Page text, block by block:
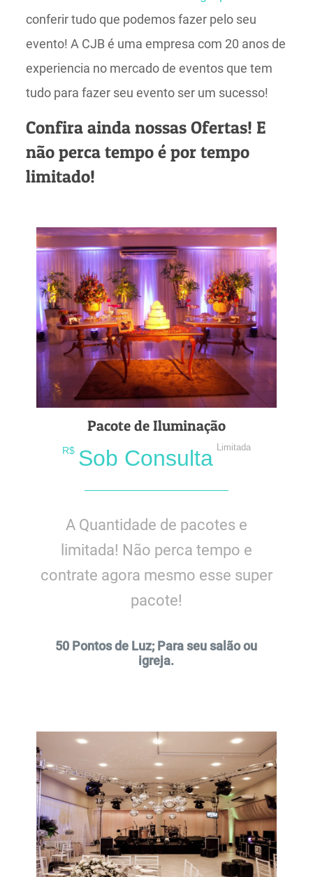
conferir tudo que podemos fazer pelo seu
evento! A CJB é uma empresa com 20 anos de
experiencia no mercado de eventos que tem
tudo para fazer seu evento ser um sucesso!
Confira ainda nossas Ofertas! E
não perca tempo é por tempo
limitado!
Pacote de Iluminação
R$ Sob Consulta Limitada
A Quantidade de pacotes e
limitada! Não perca tempo e
contrate agora mesmo esse super
pacote!
50 Pontos de Luz; Para seu salão ou
igreja.